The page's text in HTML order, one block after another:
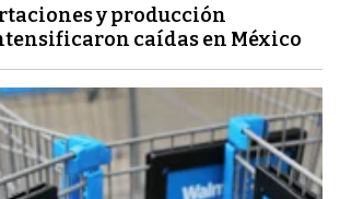
y producción
caídas en México